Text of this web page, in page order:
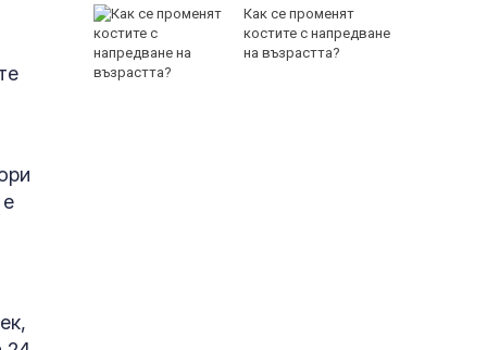
УЕФА
Как се променят
костите с напредване
на възрастта?